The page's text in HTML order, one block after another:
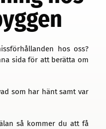
hos oss?
sida för att berätta om
som har hänt samt var
så kommer du att få